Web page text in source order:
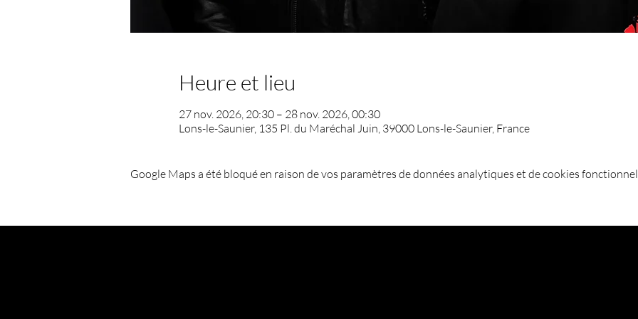
Heure et lieu
27 nov. 2026, 20:30 – 28 nov. 2026, 00:30
Lons-le-Saunier, 135 Pl. du Maréchal Juin, 39000 Lons-le-Saunier, France
Google Maps a été bloqué en raison de vos paramètres de données analytiques et de cookies